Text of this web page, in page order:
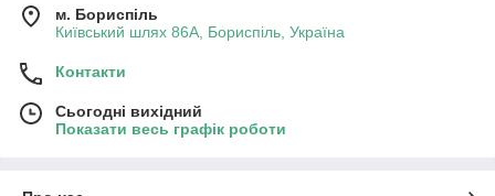
м. Бориспіль
Київський шлях 86А, Бориспіль, Україна
Контакти
Сьогодні вихідний
Показати весь графік роботи